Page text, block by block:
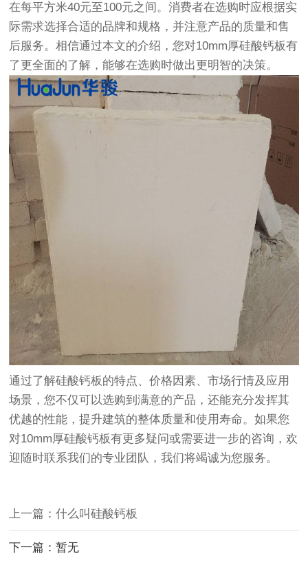
在每平方米40元至100元之间。消费者在选购时应根据实
际需求选择合适的品牌和规格，并注意产品的质量和售
后服务。相信通过本文的介绍，您对10mm厚硅酸钙板有
了更全面的了解，能够在选购时做出更明智的决策。
通过了解硅酸钙板的特点、价格因素、市场行情及应用
场景，您不仅可以选购到满意的产品，还能充分发挥其
优越的性能，提升建筑的整体质量和使用寿命。如果您
对10mm厚硅酸钙板有更多疑问或需要进一步的咨询，欢
迎随时联系我们的专业团队，我们将竭诚为您服务。
上一篇：什么叫硅酸钙板
下一篇：暂无